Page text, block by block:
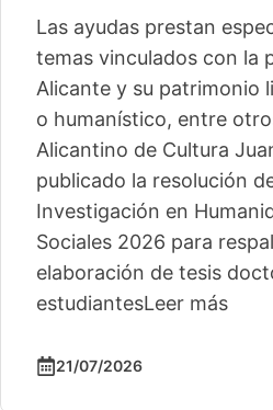
Las ayudas prestan
temas vinculados con la
Alicante y su patrimonio
o humanístico, entre
Alicantino de Cultura
publicado la resolución
Investigación en
Sociales 2026 para
elaboración de tesis
estudiantesLeer más
21/07/2026